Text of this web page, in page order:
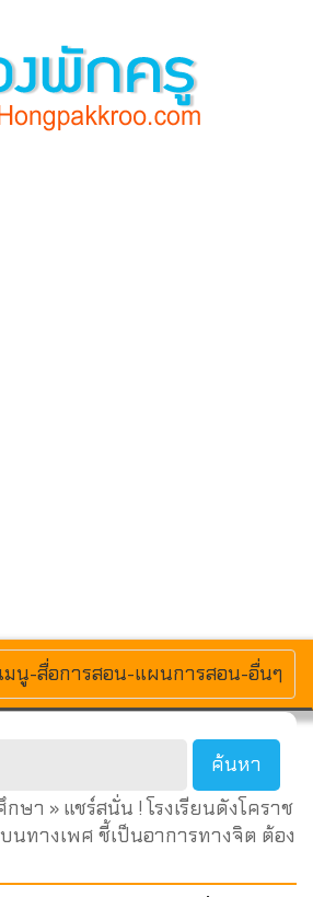
มนู-สื่อการสอน-แผนการสอน-อื่นๆ
กษา » แชร์สนั่น ! โรงเรียนดังโคราช
นทางเพศ ชี้เป็นอาการทางจิต ต้อง